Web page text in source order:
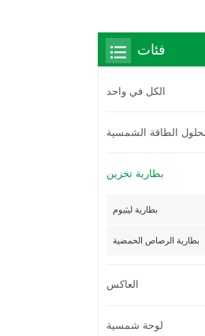
فئات
الكل في واحد
الطاقة الشمسية
بطارية تخزين
بطارية ليثيوم
بطارية الرصاص الحمضية
العاكس
لوحة شمسية